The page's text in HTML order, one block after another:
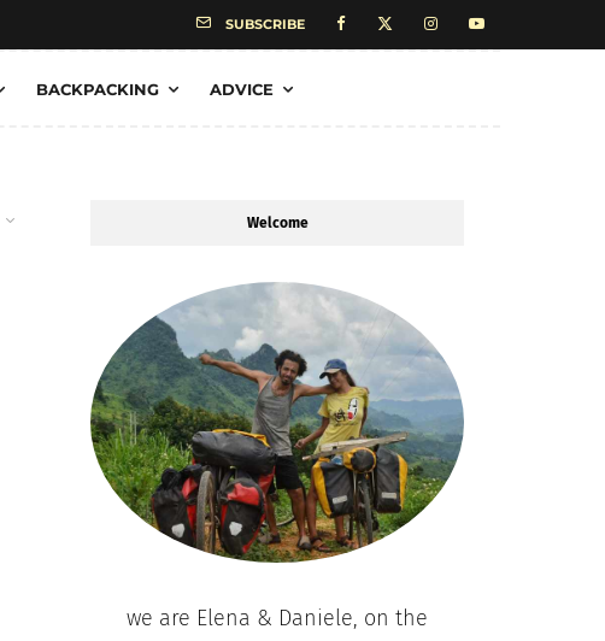
SUBSCRIBE
BACKPACKING ADVICE
Welcome
we are Elena & Daniele, on the